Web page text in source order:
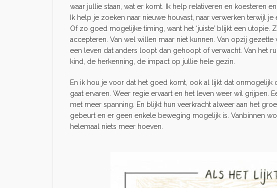
waar jullie staan, wat er komt. Ik help relativeren en koesteren
Ik help je zoeken naar nieuwe houvast, naar verwerken terwijl
Of zo goed mogelijke timing, want het ‘juiste’ blijkt een
accepteren. Van wel willen maar niet kunnen. Van opzij
een leven dat anders loopt dan gehoopt of verwacht. Van het
kind, de herkenning, de impact op jullie hele gezin.
En ik hou je voor dat het goed komt, ook al lijkt dat
gaat ervaren. Weer regie ervaart en het leven weer wil grijpen.
met meer spanning. En blijkt hun veerkracht alweer aan het
gebeurt en er geen enkele beweging mogelijk is. Vanbinnen
helemaal níets meer hoeven.